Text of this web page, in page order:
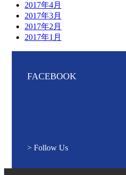
2017年4月
2017年3月
2017年2月
2017年1月
FACEBOOK
> Follow Us